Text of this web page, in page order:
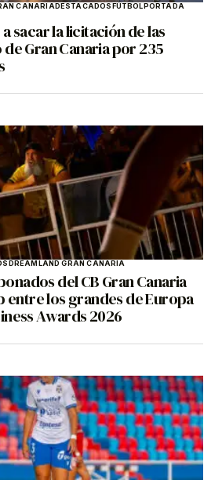
CANARIADESTACADOSFÚTBOLPORTADA
sacar la licitación de las
Gran Canaria por 235
DREAMLAND GRAN CANARIA
del CB Gran Canaria
entre los grandes de Europa
Awards 2026